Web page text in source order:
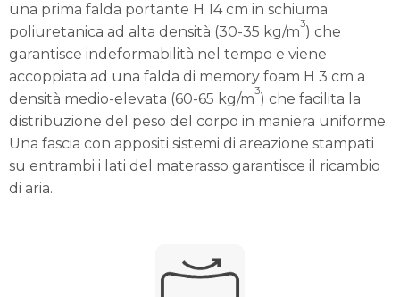
una prima falda portante H 14 cm in schiuma
poliuretanica ad alta densità (30-35 kg/m
3
) che
garantisce indeformabilità nel tempo e viene
accoppiata ad una falda di memory foam H 3 cm a
densità medio-elevata (60-65 kg/m
3
) che facilita la
distribuzione del peso del corpo in maniera uniforme.
Una fascia con appositi sistemi di areazione stampati
su entrambi i lati del materasso garantisce il ricambio
di aria.